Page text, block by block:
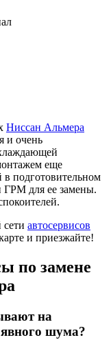
Ниссан Альмера
и очень
еще
в подготовительном
ГРМ для ее замены.
автосервисов
и приезжайте!
по замене
на
шума?